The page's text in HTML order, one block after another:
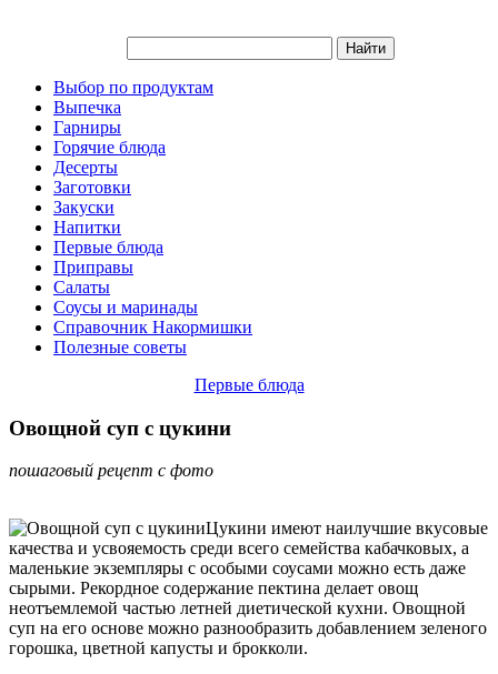
Выбор по продуктам
Выпечка
Гарниры
Горячие блюда
Десерты
Заготовки
Закуски
Напитки
Первые блюда
Приправы
Салаты
Соусы и маринады
Справочник Накормишки
Полезные советы
Первые блюда
Овощной суп с цукини
пошаговый рецепт с фото
Цукини имеют наилучшие вкусовые
качества и усвояемость среди всего семейства кабачковых, а
маленькие экземпляры с особыми соусами можно есть даже
сырыми. Рекордное содержание пектина делает овощ
неотъемлемой частью летней диетической кухни. Овощной
суп на его основе можно разнообразить добавлением зеленого
горошка, цветной капусты и брокколи.